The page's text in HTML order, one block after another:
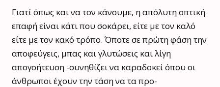
Γιατί όπως και να τον κάνουμε, η απόλυτη οπτική
επαφή είναι κάτι που σοκάρει, είτε με τον καλό
είτε με τον κακό τρόπο. Όποτε σε πρώτη φάση την
αποφεύγεις, μπας και γλυτώσεις και λίγη
απογοήτευση -συνηθίζει να καραδοκεί όπου οι
άνθρωποι έχουν την τάση να τα προ-